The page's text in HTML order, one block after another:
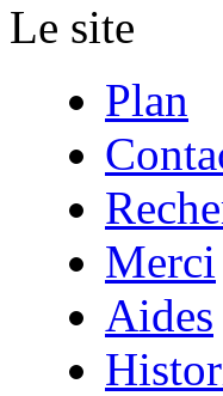
Le site
Plan
Merci
Aides